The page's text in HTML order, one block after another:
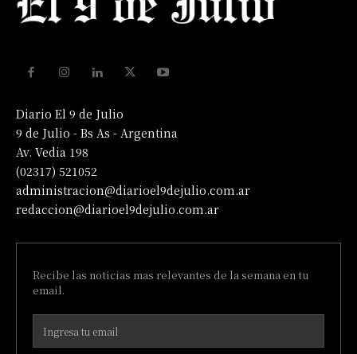
Diario El 9 de Julio
9 de Julio - Bs As - Argentina
Av. Vedia 198
(02317) 521052
administracion@diarioel9dejulio.com.ar
redaccion@diarioel9dejulio.com.ar
Recibe las noticias mas relevantes de la semana en tu
email.